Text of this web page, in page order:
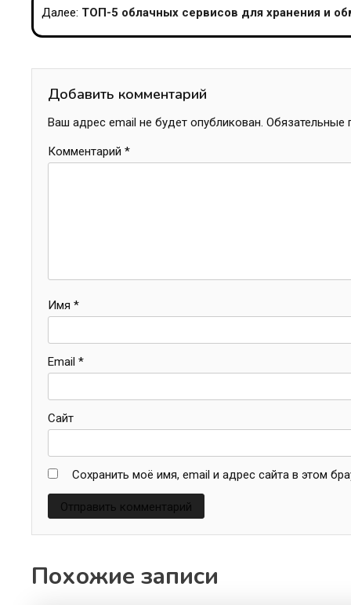
записям
Далее: ТОП-5 облачных сервисов для хранения и
Добавить комментарий
Ваш адрес email не будет опубликован.
Комментарий *
Имя *
Email *
Сайт
Сохранить моё имя, email и адрес сайта в этом
Похожие записи